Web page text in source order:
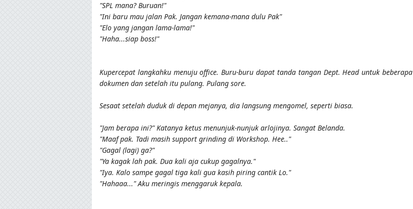
"SPL mana? Buruan!"
"Ini baru mau jalan Pak. Jangan kemana-mana dulu Pak"
"Elo yang jangan lama-lama!"
"Haha...siap boss!"
Kupercepat langkahku menuju office. Buru-buru dapat tanda tangan Dept. Head untuk beberapa
dokumen dan setelah itu pulang. Pulang sore.
Sesaat setelah duduk di depan mejanya, dia langsung mengomel, seperti biasa.
"Jam berapa ini?" Katanya ketus menunjuk-nunjuk arlojinya. Sangat Belanda.
"Maaf pak. Tadi masih support grinding di Workshop. Hee.."
"Gagal (lagi) ga?"
"Ya kagak lah pak. Dua kali aja cukup gagalnya."
"Iya. Kalo sampe gagal tiga kali gua kasih piring cantik Lo."
"Hahaaa..." Aku meringis menggaruk kepala.